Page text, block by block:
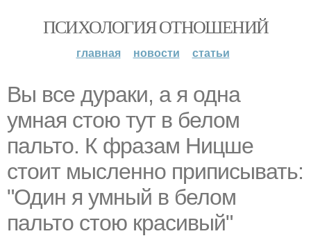
ПСИХОЛОГИЯ ОТНОШЕНИЙ
главная новости статьи
Вы все дураки, а я одна
умная стою тут в белом
пальто. К фразам Ницше
стоит мысленно приписывать:
"Один я умный в белом
пальто стою красивый"